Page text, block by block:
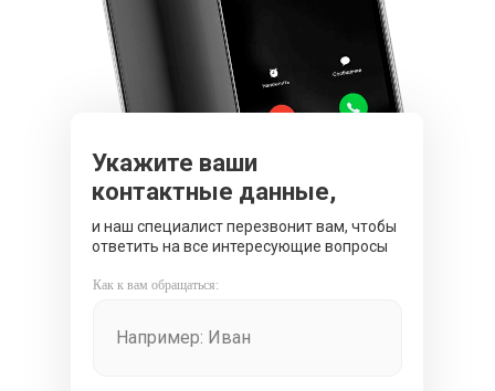
Укажите ваши
контактные данные,
и наш специалист перезвонит вам, чтобы
ответить на все интересующие вопросы
Как к вам обращаться: